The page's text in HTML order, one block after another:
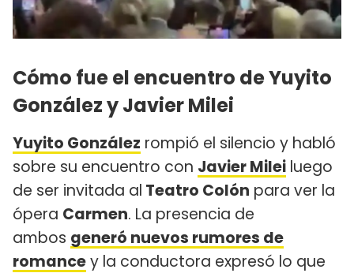
Cómo fue el encuentro de Yuyito
González y Javier Milei
Yuyito González rompió el silencio y habló
sobre su encuentro con Javier Milei luego
de ser invitada al Teatro Colón para ver la
ópera Carmen. La presencia de
ambos generó nuevos rumores de
romancey la conductora expresó lo que